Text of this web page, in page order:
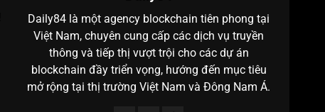
Daily84 là một agency blockchain tiên phong tại
Việt Nam, chuyên cung cấp các dịch vụ truyền
thông và tiếp thị vượt trội cho các dự án
blockchain đầy triển vọng, hướng đến mục tiêu
mở rộng tại thị trường Việt Nam và Đông Nam Á.